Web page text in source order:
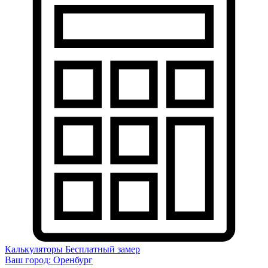
Калькуляторы Бесплатный замер
Ваш город: Оренбург